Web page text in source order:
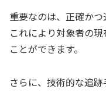
重要なのは、正確かつ
これにより対象者の
ことができます。
さらに、技術的な追跡